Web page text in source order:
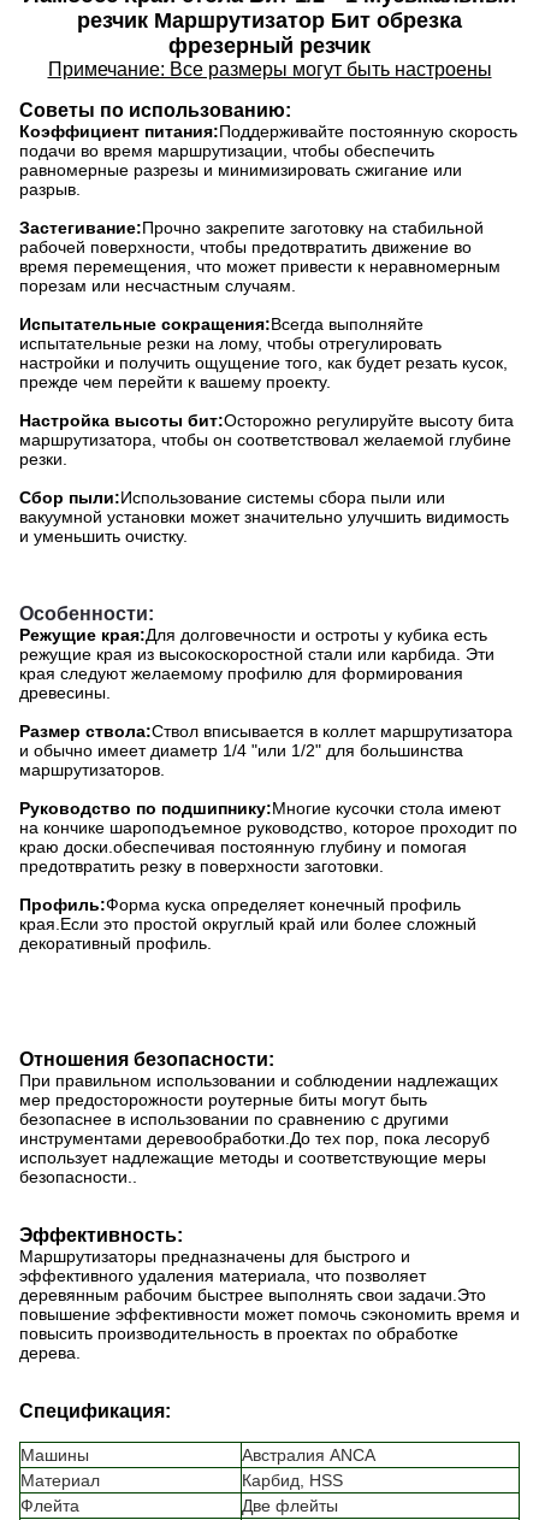
резчик Маршрутизатор Бит обрезка
фрезерный резчик
Примечание: Все размеры могут быть настроены
Советы по использованию:
Коэффициент питания:Поддерживайте постоянную скорость
подачи во время маршрутизации, чтобы обеспечить
равномерные разрезы и минимизировать сжигание или
разрыв.
Застегивание:Прочно закрепите заготовку на стабильной
рабочей поверхности, чтобы предотвратить движение во
время перемещения, что может привести к неравномерным
порезам или несчастным случаям.
Испытательные сокращения:Всегда выполняйте
испытательные резки на лому, чтобы отрегулировать
настройки и получить ощущение того, как будет резать кусок,
прежде чем перейти к вашему проекту.
Настройка высоты бит:Осторожно регулируйте высоту бита
маршрутизатора, чтобы он соответствовал желаемой глубине
резки.
Сбор пыли:Использование системы сбора пыли или
вакуумной установки может значительно улучшить видимость
и уменьшить очистку.
Особенности:
Режущие края:Для долговечности и остроты у кубика есть
режущие края из высокоскоростной стали или карбида. Эти
края следуют желаемому профилю для формирования
древесины.
Размер ствола:Ствол вписывается в коллет маршрутизатора
и обычно имеет диаметр 1/4 "или 1/2" для большинства
маршрутизаторов.
Руководство по подшипнику:Многие кусочки стола имеют
на кончике шароподъемное руководство, которое проходит по
краю доски.обеспечивая постоянную глубину и помогая
предотвратить резку в поверхности заготовки.
Профиль:Форма куска определяет конечный профиль
края.Если это простой округлый край или более сложный
декоративный профиль.
Отношения безопасности:
При правильном использовании и соблюдении надлежащих
мер предосторожности роутерные биты могут быть
безопаснее в использовании по сравнению с другими
инструментами деревообработки.До тех пор, пока лесоруб
использует надлежащие методы и соответствующие меры
безопасности..
Эффективность:
Маршрутизаторы предназначены для быстрого и
эффективного удаления материала, что позволяет
деревянным рабочим быстрее выполнять свои задачи.Это
повышение эффективности может помочь сэкономить время и
повысить производительность в проектах по обработке
дерева.
Спецификация:
Машины
Австралия ANCA
Материал
Карбид, HSS
Флейта
Две флейты